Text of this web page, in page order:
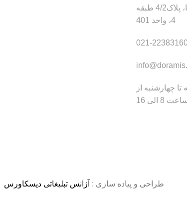
20شرقی، ساختمان دیبا، پلاک4/2 طبقه
4، واحد 401
چهارشنبه از
8 الی 16
طراحی و پیاده سازی : آژانس تبلیغاتی دیسکاورس